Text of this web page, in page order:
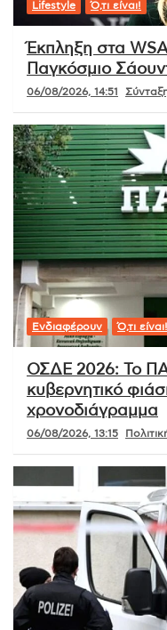
Lifestyle Ό,τι είναι!
Έκπληξη στα
Παγκόσμιο
06/08/2026, 14:51
Ενδιαφέρουν Ό,τι είναι!
ΟΣΔΕ 2026: Το
κυβερνητικό
χρονοδιάγραμμα
06/08/2026, 13:15